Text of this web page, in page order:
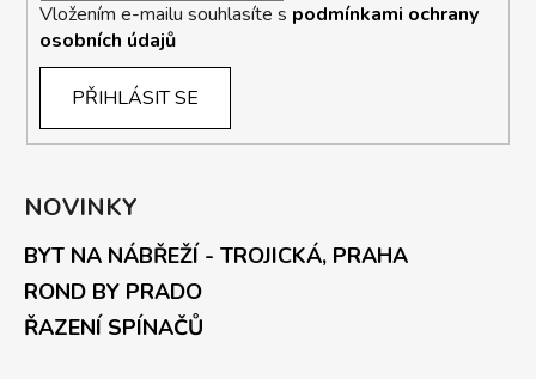
Vložením e-mailu souhlasíte s podmínkami ochrany
osobních údajů
PŘIHLÁSIT SE
NOVINKY
BYT NA NÁBŘEŽÍ - TROJICKÁ, PRAHA
ROND BY PRADO
ŘAZENÍ SPÍNAČŮ